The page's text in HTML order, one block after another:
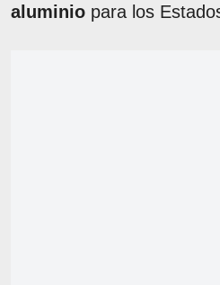
aluminio para los